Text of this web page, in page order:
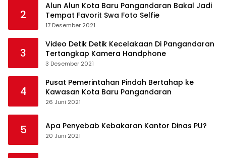
2
Alun Alun Kota Baru Pangandaran Bakal Jadi
Tempat Favorit Swa Foto Selfie
17 Desember 2021
3
Video Detik Detik Kecelakaan Di Pangandaran
Tertangkap Kamera Handphone
3 Desember 2021
4
Pusat Pemerintahan Pindah Bertahap ke
Kawasan Kota Baru Pangandaran
26 Juni 2021
5 Apa Penyebab Kebakaran Kantor Dinas PU?
20 Juni 2021